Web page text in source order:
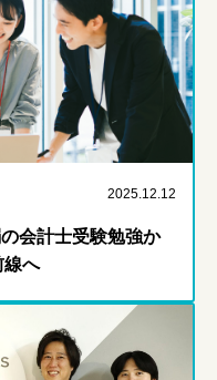
2025.12.12
会計士受験勉強か
線へ